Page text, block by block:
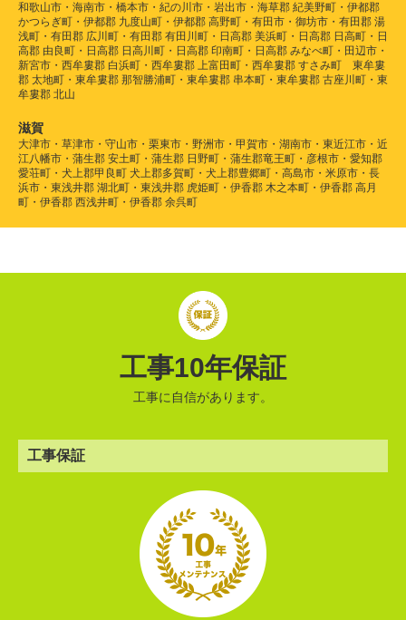
和歌山市・海南市・橋本市・紀の川市・岩出市・海草郡 紀美野町・伊都郡
かつらぎ町・伊都郡 九度山町・伊都郡 高野町・有田市・御坊市・有田郡 湯
浅町・有田郡 広川町・有田郡 有田川町・日高郡 美浜町・日高郡 日高町・日
高郡 由良町・日高郡 日高川町・日高郡 印南町・日高郡 みなべ町・田辺市・
新宮市・西牟婁郡 白浜町・西牟婁郡 上富田町・西牟婁郡 すさみ町 東牟婁
郡 太地町・東牟婁郡 那智勝浦町・東牟婁郡 串本町・東牟婁郡 古座川町・東
牟婁郡 北山
滋賀
大津市・草津市・守山市・栗東市・野洲市・甲賀市・湖南市・東近江市・近
江八幡市・蒲生郡 安土町・蒲生郡 日野町・蒲生郡竜王町・彦根市・愛知郡
愛荘町・犬上郡甲良町 犬上郡多賀町・犬上郡豊郷町・高島市・米原市・長
浜市・東浅井郡 湖北町・東浅井郡 虎姫町・伊香郡 木之本町・伊香郡 高月
町・伊香郡 西浅井町・伊香郡 余呉町
工事10年保証
工事に自信があります。
工事保証